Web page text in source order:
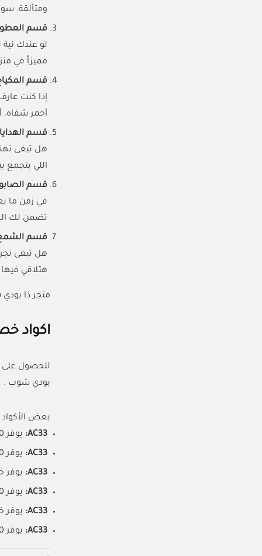
ومتألقة.
قسم
لو عندك
مميزاً في
قسم
إذا كنت
أحمر شفاه،
قسم الهدايا
هل تبغى
اللي بتجمع
قسم
في زمن ما
تضمن لك
قسم
هل تبغى
هتلاقي
متجر ذا
اكواد
للحصول على
بودي شوب .
بعض الأكواد
AC33: يوفر 10% خصم على جميع المنتجات، بما في ذلك المنتجات المخفضة.
AC33: يوفر 40% خصم على المنتجات المتنوعة.
AC33: يوفر خصمًا
AC33: يوفر 10% خصمًا إضافيًا.
AC33: يوفر
AC33: يوفر 10% خصم على جميع المنتجات.